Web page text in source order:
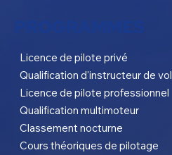
Licence de pilote privé
Qualification d'instructeur de vol
Licence de pilote professionnel
Qualification multimoteur
Classement nocturne
Cours théoriques de pilotage